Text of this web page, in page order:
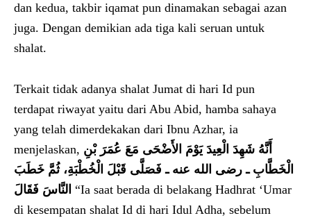
dan kedua, takbir iqamat pun dinamakan sebagai azan
juga. Dengan demikian ada tiga kali seruan untuk
shalat.
Terkait tidak adanya shalat Jumat di hari Id pun
terdapat riwayat yaitu dari Abu Abid, hamba sahaya
yang telah dimerdekakan dari Ibnu Azhar, ia
menjelaskan, أَنَّهُ شَهِدَ الْعِيدَ يَوْمَ الأَضْحَى مَعَ عُمَرَ بْنِ
الْخَطَّابِ ـ رضى الله عنه ـ فَصَلَّى قَبْلَ الْخُطْبَةِ، ثُمَّ خَطَبَ
النَّاسَ فَقَالَ “Ia saat berada di belakang Hadhrat ‘Umar
di kesempatan shalat Id di hari Idul Adha, sebelum